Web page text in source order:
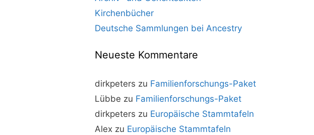
Kirchenbücher
Deutsche Sammlungen bei Ancestry
Neueste Kommentare
dirkpeters zu Familienforschungs-Paket
Lübbe zu Familienforschungs-Paket
dirkpeters zu Europäische Stammtafeln
Alex zu Europäische Stammtafeln